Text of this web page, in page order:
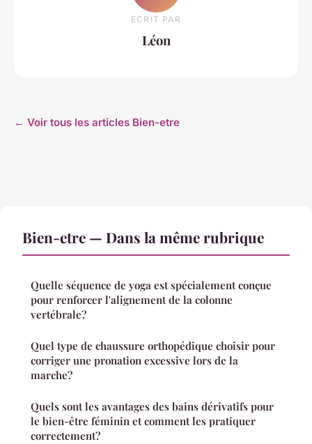
ECRIT PAR
Léon
← Voir tous les articles Bien-etre
Bien-etre — Dans la même rubrique
Quelle séquence de yoga est spécialement conçue
pour renforcer l'alignement de la colonne
vertébrale?
Quel type de chaussure orthopédique choisir pour
corriger une pronation excessive lors de la
marche?
Quels sont les avantages des bains dérivatifs pour
le bien-être féminin et comment les pratiquer
correctement?